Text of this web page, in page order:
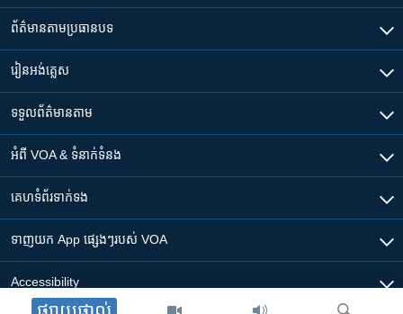
ព័ត៌មាន​តាមប្រធានបទ​
រៀន​​អង់គ្លេស
ទទួល​ព័ត៌មាន​តាម
អំពី​ VOA & ទំនាក់ទំនង
គេហទំព័រ​​ទាក់ទង
ទាញយក​ App ផ្សេងៗ​របស់​ VOA
Accessibility